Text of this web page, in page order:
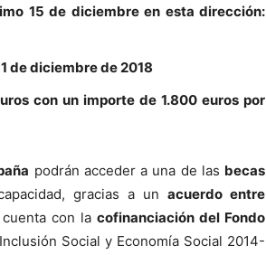
15 de diciembre en esta dirección:
de diciembre de 2018
con un importe de 1.800 euros por
podrán acceder a una de las becas
gracias a un acuerdo entre
con lacofinanciación del Fondo
Social y Economía Social 2014-